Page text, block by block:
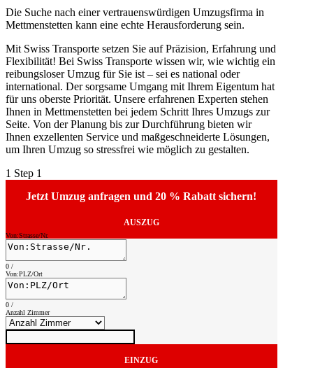
Die Suche nach einer vertrauenswürdigen Umzugsfirma in
Mettmenstetten kann eine echte Herausforderung sein.
Mit Swiss Transporte setzen Sie auf Präzision, Erfahrung und
Flexibilität! Bei Swiss Transporte wissen wir, wie wichtig ein
reibungsloser Umzug für Sie ist – sei es national oder
international. Der sorgsame Umgang mit Ihrem Eigentum hat
für uns oberste Priorität. Unsere erfahrenen Experten stehen
Ihnen in Mettmenstetten bei jedem Schritt Ihres Umzugs zur
Seite. Von der Planung bis zur Durchführung bieten wir
Ihnen exzellenten Service und maßgeschneiderte Lösungen,
um Ihren Umzug so stressfrei wie möglich zu gestalten.
1 Step 1
Jetzt Umzug anfragen und 20 % Rabatt sichern!
AUSZUG
Von:Strasse/Nr.
0 /
Von:PLZ/Ort
0 /
Anzahl Zimmer
EINZUG